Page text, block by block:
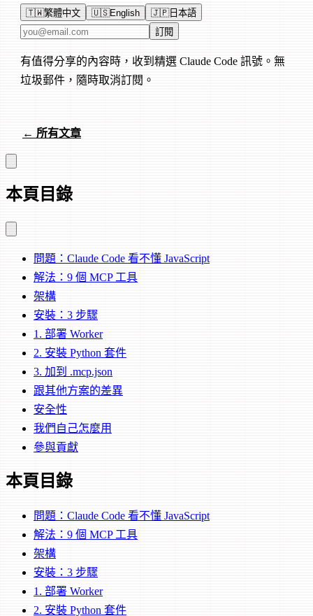
🇹🇼繁體中文 🇺🇸English 🇯🇵日本語
電子郵件地址 訂閱
有值得分享的內容時，收到精選 Claude Code 訊號。無
垃圾郵件，隨時取消訂閱。
← 所有文章
本頁目錄
問題：Claude Code 看不懂 JavaScript
解法：9 個 MCP 工具
架構
安裝：3 步驟
1. 部署 Worker
2. 安裝 Python 套件
3. 加到 .mcp.json
跟其他方案的差異
安全性
我們自己怎麼用
參與貢獻
本頁目錄
問題：Claude Code 看不懂 JavaScript
解法：9 個 MCP 工具
架構
安裝：3 步驟
1. 部署 Worker
2. 安裝 Python 套件